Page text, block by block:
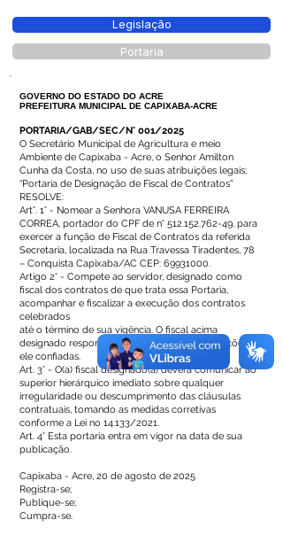
Legislação
Portaria
GOVERNO DO ESTADO DO ACRE
PREFEITURA MUNICIPAL DE CAPIXABA-ACRE
PORTARIA/GAB/SEC/N° 001/2025
O Secretário Municipal de Agricultura e meio
Ambiente de Capixaba - Acre, o Senhor Amilton
Cunha da Costa, no uso de suas atribuições legais;
“Portaria de Designação de Fiscal de Contratos”
RESOLVE:
Art°. 1° - Nomear a Senhora VANUSA FERREIRA
CORREA, portador do CPF de n° 512.152.762-49, para
exercer a função de Fiscal de Contratos da referida
Secretaria, localizada na Rua Travessa Tiradentes, 78
– Conquista Capixaba/AC CEP: 69931000.
Artigo 2° - Compete ao servidor, designado como
fiscal dos contratos de que trata essa Portaria,
acompanhar e fiscalizar a execução dos contratos
celebrados
até o término de sua vigência. O fiscal acima
designado responde pelo exercício das atribuições a
ele confiadas.
Art. 3° - O(a) fiscal designado(a) deverá comunicar ao
superior hierárquico imediato sobre qualquer
irregularidade ou descumprimento das cláusulas
contratuais, tomando as medidas corretivas
conforme a Lei no 14.133/2021.
Art. 4° Esta portaria entra em vigor na data de sua
publicação.
Capixaba - Acre, 20 de agosto de 2025
Registra-se;
Publique-se;
Cumpra-se.